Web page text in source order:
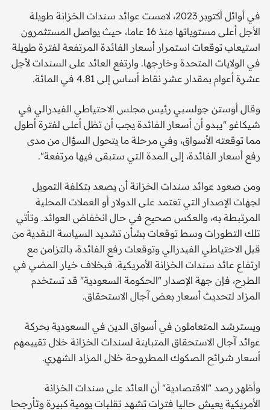
في أوائل أكتوبر 2023، لامست عوائد سندات الخزانة طويلة
الأجل أعلى مستوياتها منذ 16 عاما، حيث يواصل المستثمرون
استيعاب توقعات استمرار أسعار الفائدة المرتفعة لفترة طويلة
في الولايات المتحدة وخارجها. وارتفع العائد على السندات لأجل
عشرة أعوام بمقدار عشر نقاط أساس إلى 4.81 في المائة.
وقال أوستن جولسبي رئيس مجلس الاحتياطي الفيدرالي في
شيكاغو "يبدو أن أسعار الفائدة يجب أن تظل أعلى لفترة أطول
مما توقعته الأسواق، وفي مرحلة ما يتحول السؤال من مدى
رفع أسعار الفائدة، إلى المدة التي ستبقى فيها مرتفعة".
ومن صعود عوائد سندات الخزانة أن يصعد بتكلفة التمويل
لجهات الإصدار التي تعتمد على الدولار أو العملات المحلية
المرتبطة به، والعكس صحيح في حال انخفاض العوائد. وتأتي
تلك التطورات وسط توقعات بشأن تشديد السياسة النقدية من
قبل الاحتياطي الفيدرالي وتوقعات رفع الفائدة، بالتزامن مع
ارتفاع عائد سندات الخزانة الأمريكية. فبخلاف خيار المضي في
الطرح، فإن جهة الإصدار "الحكومة السعودية" قد تستخدم
المزاد لتحديث أسعار بعض آجال الاستحقاق.
ويسترشد المتعاملون في أسواق الدين في السعودية بحركة
عوائد آجال الاستحقاق المتباينة لسندات الخزانة خلال تقييمهم
أسعار شرائح الصكوك المطروحة خلال المزاد الشهري.
وأظهر رصد "الاقتصادية" أن العائد على سندات الخزانة
الأمريكية يعيش حاليا فترات تشهد تقلبات يومية كبيرة وتأرجحا